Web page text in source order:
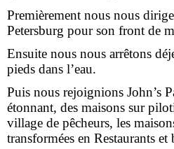
Premièrement nous nous
Petersburg pour son front de
Ensuite nous nous arrêtons
pieds dans l’eau.
Puis nous rejoignions John’s
étonnant, des maisons sur
village de pêcheurs, les
transformées en Restaurants